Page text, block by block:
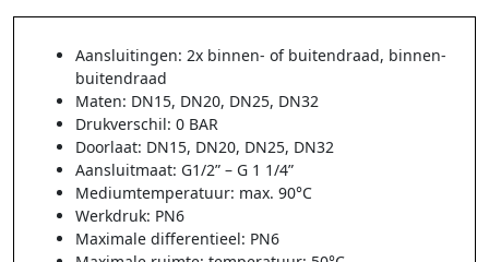
Aansluitingen: 2x binnen- of buitendraad, binnen-
buitendraad
Maten: DN15, DN20, DN25, DN32
Drukverschil: 0 BAR
Doorlaat: DN15, DN20, DN25, DN32
Aansluitmaat: G1/2” – G 1 1/4”
Mediumtemperatuur: max. 90°C
Werkdruk: PN6
Maximale differentieel: PN6